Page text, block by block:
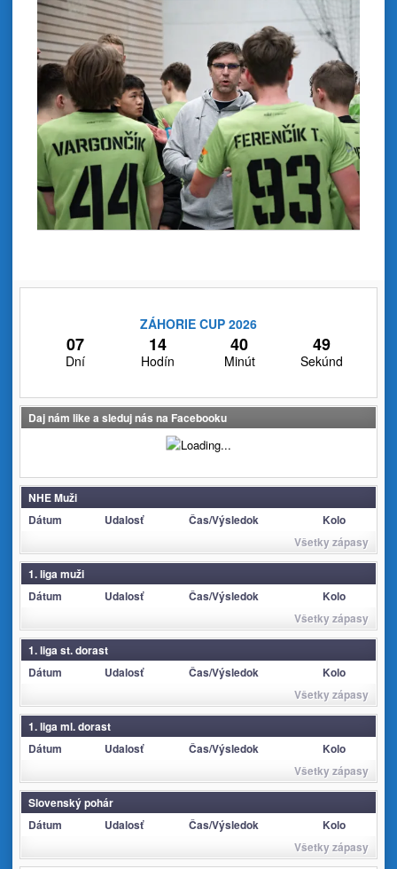
ZÁHORIE CUP 2026
07
Dní
14
Hodín
40
Minút
49
Sekúnd
Daj nám like a sleduj nás na Facebooku
NHE Muži
Dátum
Udalosť Čas/Výsledok
Kolo
Všetky zápasy
1. liga muži
Dátum
Udalosť Čas/Výsledok
Kolo
Všetky zápasy
1. liga st. dorast
Dátum
Udalosť Čas/Výsledok
Kolo
Všetky zápasy
1. liga ml. dorast
Dátum
Udalosť Čas/Výsledok
Kolo
Všetky zápasy
Slovenský pohár
Dátum
Udalosť Čas/Výsledok
Kolo
Všetky zápasy